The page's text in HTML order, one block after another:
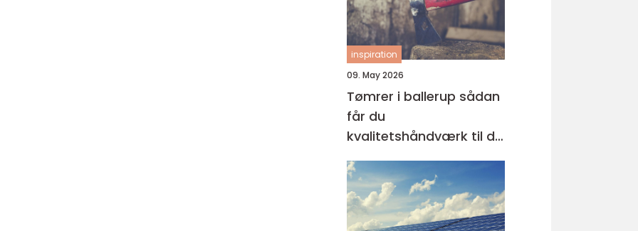
inspiration
09. May 2026
Tømrer i ballerup sådan
får du
kvalitetshåndværk til dit
næste projekt